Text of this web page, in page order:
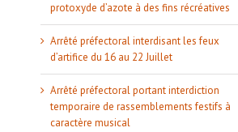
protoxyde d’azote à des fins récréatives
Arrêté préfectoral interdisant les feux
d’artifice du 16 au 22 Juillet
Arrêté préfectoral portant interdiction
temporaire de rassemblements festifs à
caractère musical